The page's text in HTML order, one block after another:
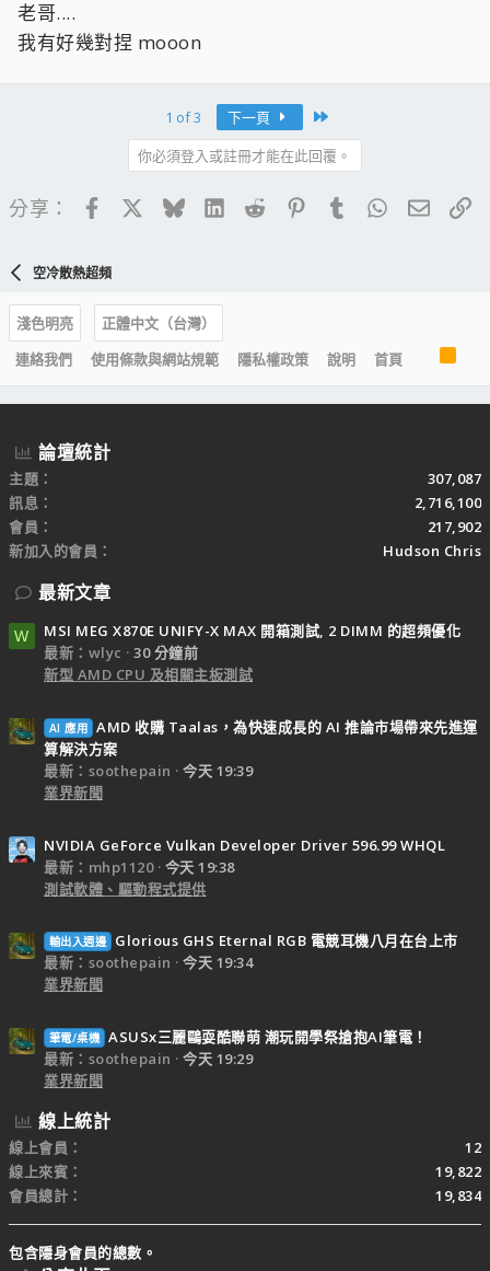
YES SIR :lol:
老哥....
我有好幾對捏 mooon
1 of 3 下一頁
你必須登入或註冊才能在此回覆。
分享： FacebookBlueskyLinkedIn
Reddit PinterestTumblrWhatsApp
電子
空冷散熱超頻
淺色明亮
正體中文（台灣）
連絡我們
使用條款與網站規範 隱私權政策 說明 首頁
R
S
S
論壇統計
主題
307,087
訊息
2,716,100
會員
217,902
新加入的會員
Hudson Chris
最新文章
W
MSI MEG X870E UNIFY-X MAX 開箱測試, 2 DIMM 的超頻優化
最新：wlyc
30 分鐘前
新型 AMD CPU 及相關主板測試
AI 應用 AMD 收購 Taalas，為快速成長的 AI 推論市場帶來先進運
算解決方案
最新：soothepain
今天 19:39
業界新聞
NVIDIA GeForce Vulkan Developer Driver 596.99 WHQL
最新：mhp1120
今天 19:38
測試軟體、驅動程式提供
輸出入週邊
Glorious GHS Eternal RGB 電競耳機八月在台上市
最新：soothepain
今天 19:34
業界新聞
筆電/桌機 ASUSx三麗鷗耍酷聯萌 潮玩開學祭搶抱AI筆電！
最新：soothepain
今天 19:29
業界新聞
線上統計
線上會員
12
線上來賓
19,822
會員總計
19,834
包含隱身會員的總數。